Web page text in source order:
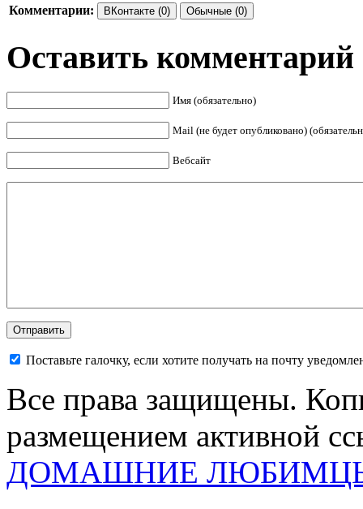
Комментарии: ВКонтакте (0) Обычные (0)
Оставить комментарий
Имя (обязательно)
Mail (не будет опубликовано)
Вебсайт
Поставьте галочку, если хотите получать на почту
Все права защищены.
размещением активной
ДОМАШНИЕ